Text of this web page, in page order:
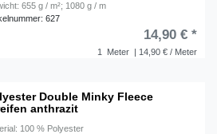
655 g / m²; 1080 g / m
627
1 Meter | 14,90 € / Meter
14,90 € *
Double Minky Fleece
anthrazit
100 % Polyester